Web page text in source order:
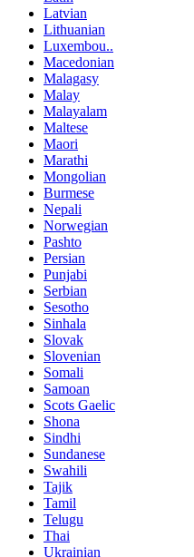
Latvian
Lithuanian
Luxembou..
Macedonian
Malagasy
Malay
Malayalam
Maltese
Maori
Marathi
Mongolian
Burmese
Nepali
Norwegian
Pashto
Persian
Punjabi
Serbian
Sesotho
Sinhala
Slovak
Slovenian
Somali
Samoan
Scots Gaelic
Shona
Sindhi
Sundanese
Swahili
Tajik
Tamil
Telugu
Thai
Ukrainian